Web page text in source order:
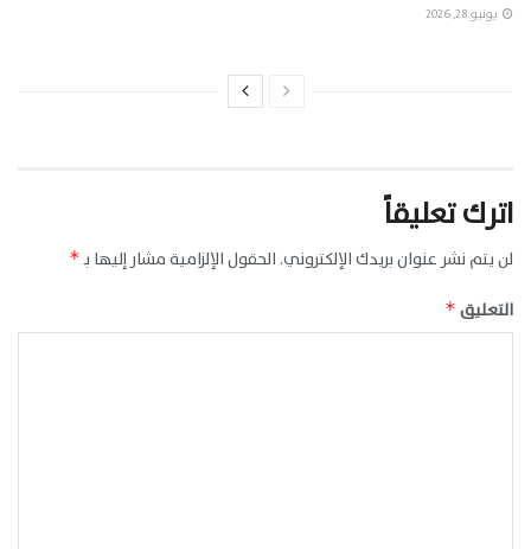
يونيو 28, 2026
اترك تعليقاً
لن يتم نشر عنوان بريدك الإلكتروني. الحقول الإلزامية مشار إليها بـ*
التعليق *